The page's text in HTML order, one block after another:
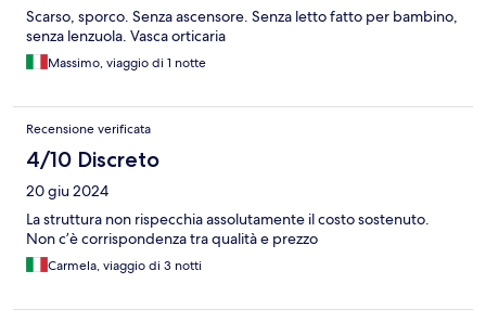
Scarso, sporco. Senza ascensore. Senza letto fatto per bambino,
senza lenzuola. Vasca orticaria
Massimo, viaggio di 1 notte
Recensione verificata
4/10 Discreto
20 giu 2024
La struttura non rispecchia assolutamente il costo sostenuto.
Non c’è corrispondenza tra qualità e prezzo
Carmela, viaggio di 3 notti